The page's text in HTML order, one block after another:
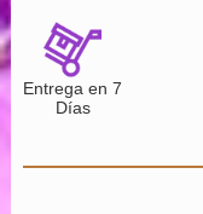
Entrega en 7
Días